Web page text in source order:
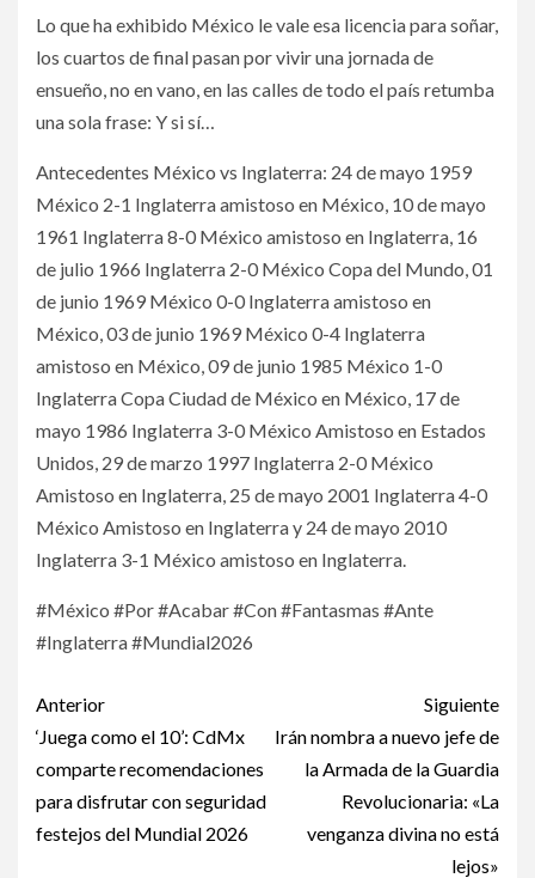
Lo que ha exhibido México le vale esa licencia para soñar,
los cuartos de final pasan por vivir una jornada de
ensueño, no en vano, en las calles de todo el país retumba
una sola frase: Y si sí…
Antecedentes México vs Inglaterra: 24 de mayo 1959
México 2-1 Inglaterra amistoso en México, 10 de mayo
1961 Inglaterra 8-0 México amistoso en Inglaterra, 16
de julio 1966 Inglaterra 2-0 México Copa del Mundo, 01
de junio 1969 México 0-0 Inglaterra amistoso en
México, 03 de junio 1969 México 0-4 Inglaterra
amistoso en México, 09 de junio 1985 México 1-0
Inglaterra Copa Ciudad de México en México, 17 de
mayo 1986 Inglaterra 3-0 México Amistoso en Estados
Unidos, 29 de marzo 1997 Inglaterra 2-0 México
Amistoso en Inglaterra, 25 de mayo 2001 Inglaterra 4-0
México Amistoso en Inglaterra y 24 de mayo 2010
Inglaterra 3-1 México amistoso en Inglaterra.
#México #Por #Acabar #Con #Fantasmas #Ante
#Inglaterra #Mundial2026
Post
navigation
Anterior
‘Juega como el 10’: CdMx
comparte recomendaciones
para disfrutar con seguridad
festejos del Mundial 2026
Siguiente
Irán nombra a nuevo jefe de
la Armada de la Guardia
Revolucionaria: «La
venganza divina no está
lejos»